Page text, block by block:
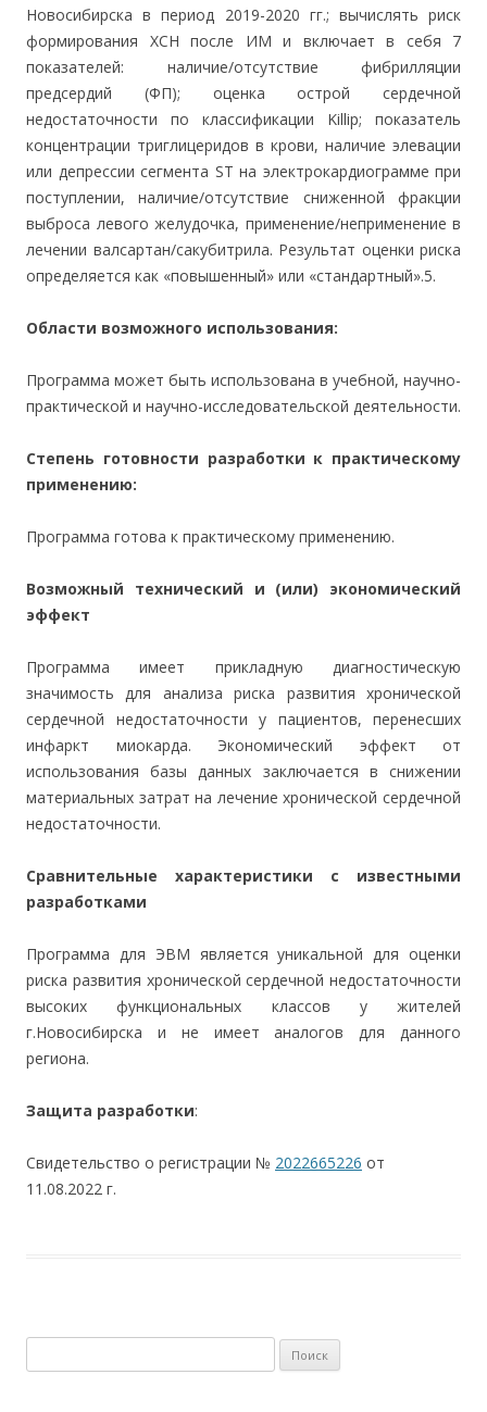
Новосибирска в период 2019-2020 гг.; вычислять риск
формирования ХСН после ИМ и включает в себя 7
показателей: наличие/отсутствие фибрилляции
предсердий (ФП); оценка острой сердечной
недостаточности по классификации Killip; показатель
концентрации триглицеридов в крови, наличие элевации
или депрессии сегмента ST на электрокардиограмме при
поступлении, наличие/отсутствие сниженной фракции
выброса левого желудочка, применение/неприменение в
лечении валсартан/сакубитрила. Результат оценки риска
определяется как «повышенный» или «стандартный».5.
Области возможного использования:
Программа может быть использована в учебной, научно-
практической и научно-исследовательской деятельности.
Степень готовности разработки к практическому
применению:
Программа готова к практическому применению.
Возможный технический и (или) экономический
эффект
Программа имеет прикладную диагностическую
значимость для анализа риска развития хронической
сердечной недостаточности у пациентов, перенесших
инфаркт миокарда. Экономический эффект от
использования базы данных заключается в снижении
материальных затрат на лечение хронической сердечной
недостаточности.
Сравнительные характеристики с известными
разработками
Программа для ЭВМ является уникальной для оценки
риска развития хронической сердечной недостаточности
высоких функциональных классов у жителей
г.Новосибирска и не имеет аналогов для данного
региона.
Защита разработки:
Свидетельство о регистрации № 2022665226 от
11.08.2022 г.